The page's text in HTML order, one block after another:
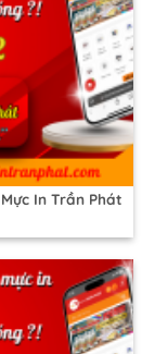
In Trần Phát